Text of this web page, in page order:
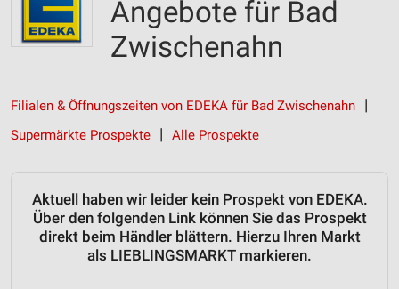
Angebote für Bad
Zwischenahn
Filialen & Öffnungszeiten von EDEKA für Bad Zwischenahn
Supermärkte Prospekte
Alle Prospekte
Aktuell haben wir leider kein Prospekt von EDEKA.
Über den folgenden Link können Sie das Prospekt
direkt beim Händler blättern. Hierzu Ihren Markt
als LIEBLINGSMARKT markieren.